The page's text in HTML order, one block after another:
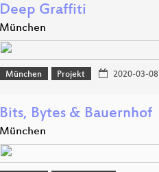
Deep Graffiti
München
München Projekt 2020-03-08
Bits, Bytes & Bauernhof
München